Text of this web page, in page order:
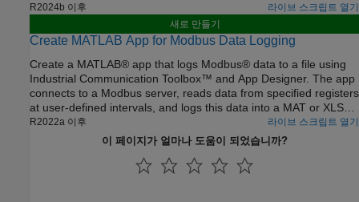
R2024b 이후
라이브 스크립트 열기
새로 만들기
Create MATLAB App for Modbus Data Logging
Create a MATLAB® app that logs Modbus® data to a file using
Industrial Communication Toolbox™ and App Designer. The app
connects to a Modbus server, reads data from specified registers
at user-defined intervals, and logs this data into a MAT or XLSX
file.
R2022a 이후 라이브 스크립트 열기
이 페이지가 얼마나 도움이 되었습니까?